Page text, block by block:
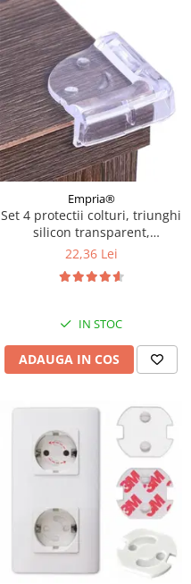
Empria®
Set 4 protectii colturi, triunghi
silicon transparent,
4.2x1.9x0.8 cm
22,36 Lei
IN STOC
ADAUGA IN COS